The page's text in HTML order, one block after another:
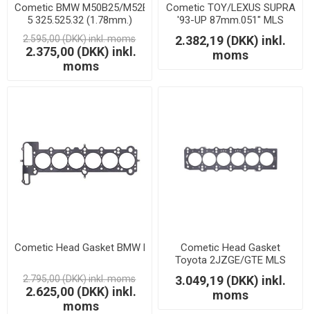
Cometic BMW M50B25/M52B28 ENGINEE 85mm.070" MLS-
5 325.525.32 (1.78mm.)
2.595,00 (DKK) inkl. moms
2.375,00 (DKK) inkl.
moms
Cometic TOY/LEXUS SUPRA
'93-UP 87mm.051" MLS
2JZ-GTE - 1,3mm.
2.382,19 (DKK) inkl.
moms
Cometic Head Gasket BMW M50B25/M52B28 MLS 85.00mm
2.795,00 (DKK) inkl. moms
2.625,00 (DKK) inkl.
moms
Cometic Head Gasket
Toyota 2JZGE/GTE MLS
87.00mm 1.96mm
3.049,19 (DKK) inkl.
moms